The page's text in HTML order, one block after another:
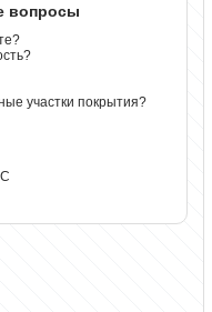
вопросы
участки покрытия?